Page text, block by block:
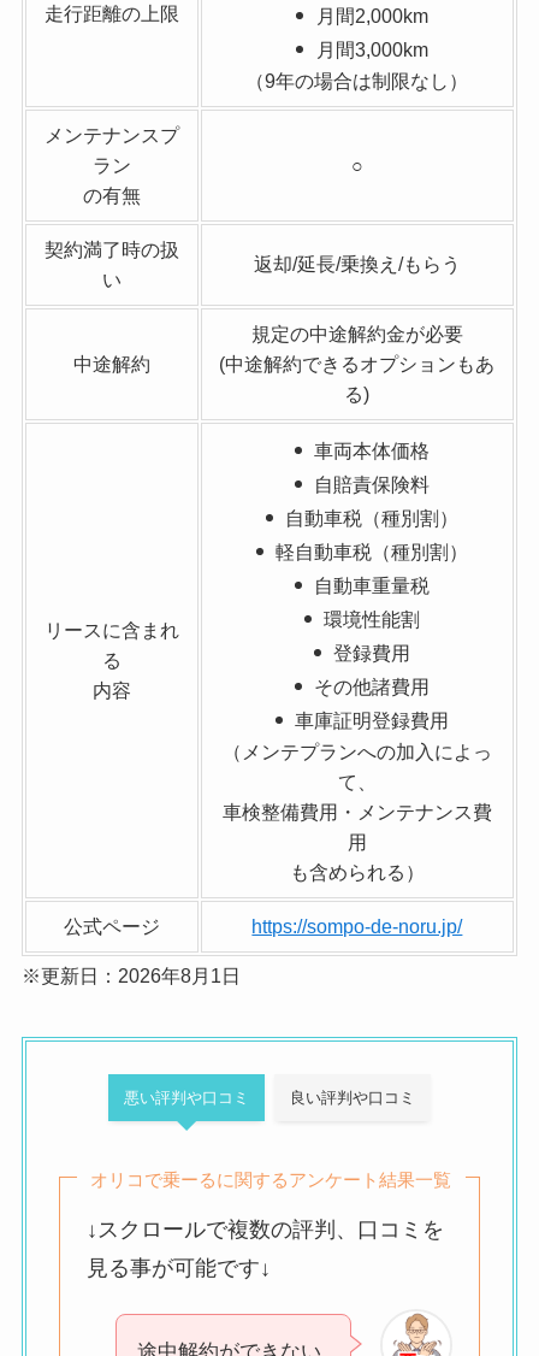
走行距離の上限
月間2,000km
月間3,000km
（9年の場合は制限なし）
メンテナンスプ
ラン
の有無
○
契約満了時の扱
い
返却/延長/乗換え/もらう
中途解約
規定の中途解約金が必要
(中途解約できるオプションもあ
る)
リースに含まれ
る
内容
車両本体価格
自賠責保険料
自動車税（種別割）
軽自動車税（種別割）
自動車重量税
環境性能割
登録費用
その他諸費用
車庫証明登録費用
（メンテプランへの加入によっ
て、
車検整備費用・メンテナンス費
用
も含められる）
公式ページ https://sompo-de-noru.jp/
※更新日：2026年8月1日
悪い評判や口コミ 良い評判や口コミ
オリコで乗ーるに関するアンケート結果一覧
↓スクロールで複数の評判、口コミを
見る事が可能です↓